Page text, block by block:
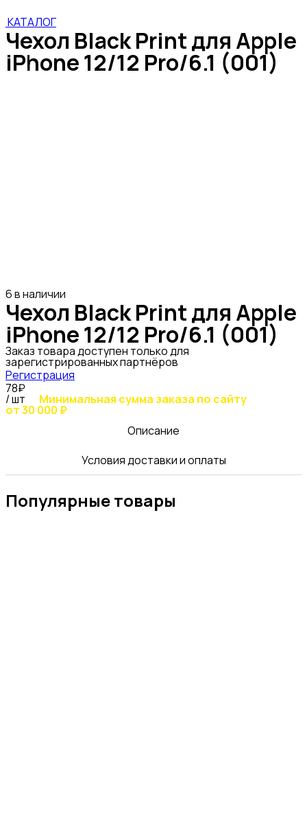
КАТАЛОГ
Чехол Black Print для Apple
iPhone 12/12 Pro/6.1 (001)
6 в наличии
Чехол Black Print для Apple
iPhone 12/12 Pro/6.1 (001)
Заказ товара доступен только для
зарегистрированных партнёров
Регистрация
78₽
/ шт Минимальная сумма заказа по сайту
от 30 000 ₽
Описание
Условия доставки и оплаты
Популярные товары